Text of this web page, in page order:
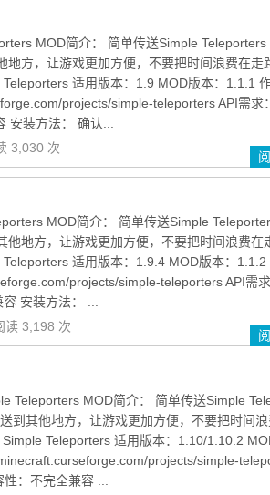
MOD简介： 简单传送Simple Teleporters
方，让游戏更加方便，不要把时间浪费在走
适用版本：1.9 MOD版本：1.1.1
projects/simple-teleporters API需求
安装方法： 确认...
3,030 次
MOD简介： 简单传送Simple
地方，让游戏更加方便，不要把时间浪费在
适用版本：1.9.4 MOD版本：1.1.2
projects/simple-teleporters API需
安装方法： ...
读 3,198 次
Teleporters MOD简介： 简单传送Simple
到其他地方，让游戏更加方便，不要把时间
Teleporters 适用版本：1.10/1.10.2
projects/simple-
：不完全兼容 ...